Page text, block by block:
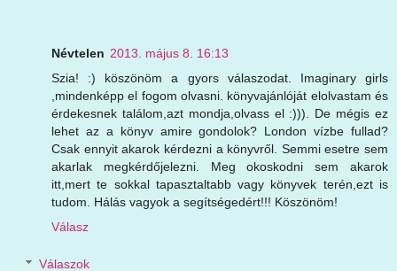
Névtelen 2013. május 8. 16:13
Szia! :) köszönöm a gyors válaszodat. Imaginary girls
,mindenképp el fogom olvasni. könyvajánlóját elolvastam és
érdekesnek találom,azt mondja,olvass el :))). De mégis ez
lehet az a könyv amire gondolok? London vízbe fullad?
Csak ennyit akarok kérdezni a könyvről. Semmi esetre sem
akarlak megkérdőjelezni. Meg okoskodni sem akarok
itt,mert te sokkal tapasztaltabb vagy könyvek terén,ezt is
tudom. Hálás vagyok a segítségedért!!! Köszönöm!
Válasz
Válaszok